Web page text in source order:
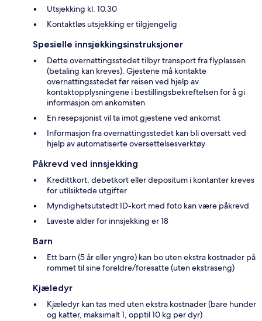
Utsjekking kl. 10.30
Kontaktløs utsjekking er tilgjengelig
Spesielle innsjekkingsinstruksjoner
Dette overnattingsstedet tilbyr transport fra flyplassen
(betaling kan kreves). Gjestene må kontakte
overnattingsstedet før reisen ved hjelp av
kontaktopplysningene i bestillingsbekreftelsen for å gi
informasjon om ankomsten
En resepsjonist vil ta imot gjestene ved ankomst
Informasjon fra overnattingsstedet kan bli oversatt ved
hjelp av automatiserte oversettelsesverktøy
Påkrevd ved innsjekking
Kredittkort, debetkort eller depositum i kontanter kreves
for utilsiktede utgifter
Myndighetsutstedt ID-kort med foto kan være påkrevd
Laveste alder for innsjekking er 18
Barn
Ett barn (5 år eller yngre) kan bo uten ekstra kostnader på
rommet til sine foreldre/foresatte (uten ekstraseng)
Kjæledyr
Kjæledyr kan tas med uten ekstra kostnader (bare hunder
og katter, maksimalt 1, opptil 10 kg per dyr)